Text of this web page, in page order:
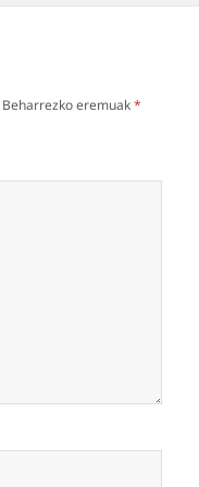
Beharrezko eremuak*